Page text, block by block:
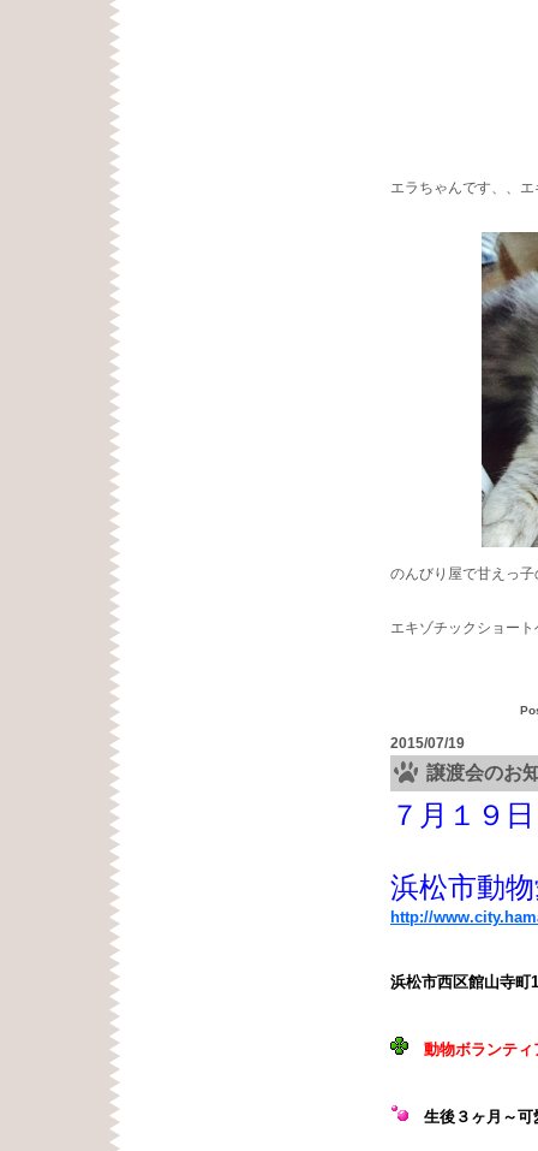
エラちゃんです、、
のんびり屋で甘えっ
エキゾチックショー
2015/07/19
譲渡会のお
７月１９日
浜松市動
http://
浜松市西区館山寺
動物ボランテ
生後３ヶ月 ～